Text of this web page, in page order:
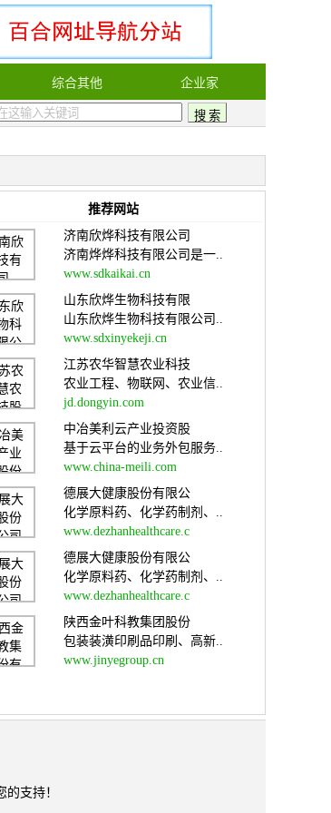
综合其他 企业家
推荐网站
济南欣烨科技有限公司
济南烨烨科技有限公司是一..
www.sdkaikai.cn
山东欣烨生物科技有限
山东欣烨生物科技有限公司..
www.sdxinyekeji.cn
江苏农华智慧农业科技
农业工程、物联网、农业信..
jd.dongyin.com
中冶美利云产业投资股
基于云平台的业务外包服务..
www.china-meili.com
德展大健康股份有限公
化学原料药、化学药制剂、..
www.dezhanhealthcare.c
德展大健康股份有限公
化学原料药、化学药制剂、..
www.dezhanhealthcare.c
陕西金叶科教集团股份
包装装潢印刷品印刷、高新..
www.jinyegroup.cn
支持！